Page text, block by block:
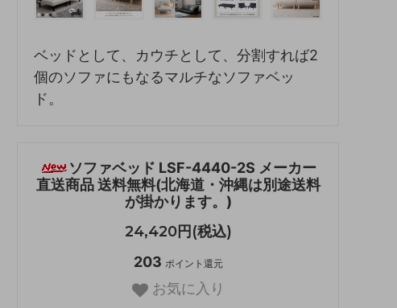
ベッドとして、カウチとして、分割すれば2
個のソファにもなるマルチなソファベッ
ド。
ソファベッド LSF-4440-2S メーカー
直送商品 送料無料(北海道・沖縄は別途送料
が掛かります。)
24,420円(税込)
203 ポイント還元
お気に入り